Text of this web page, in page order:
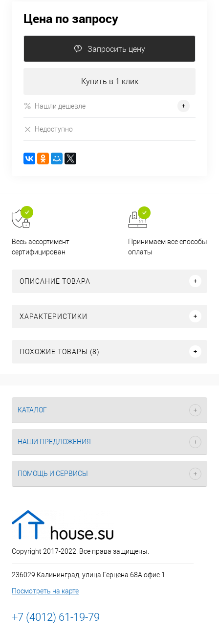
Цена по запросу
Запросить цену
Купить в 1 клик
Нашли дешевле
Недоступно
Весь ассортимент
сертифицирован
Принимаем все способы
оплаты
ОПИСАНИЕ ТОВАРА
ХАРАКТЕРИСТИКИ
ПОХОЖИЕ ТОВАРЫ (8)
КАТАЛОГ
НАШИ ПРЕДЛОЖЕНИЯ
ПОМОЩЬ И СЕРВИСЫ
Copyright 2017-2022. Все права защищены.
236029 Калининград, улица Герцена 68А офис 1
Посмотреть на карте
+7 (4012) 61-19-79